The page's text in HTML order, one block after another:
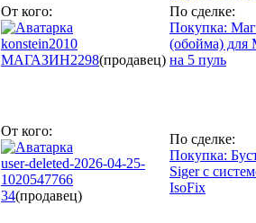
От кого:
konstein2010
МАГАЗИН2298(продавец)
По сделке:
Покупка:
(обойма) для
на 5 пуль
От кого:
user-deleted-2026-04-25-
1020547766
34(продавец)
По сделке:
Покупка:
Siger с
IsoFix